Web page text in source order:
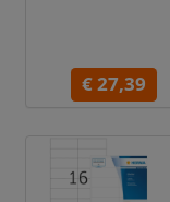
€ 27,39